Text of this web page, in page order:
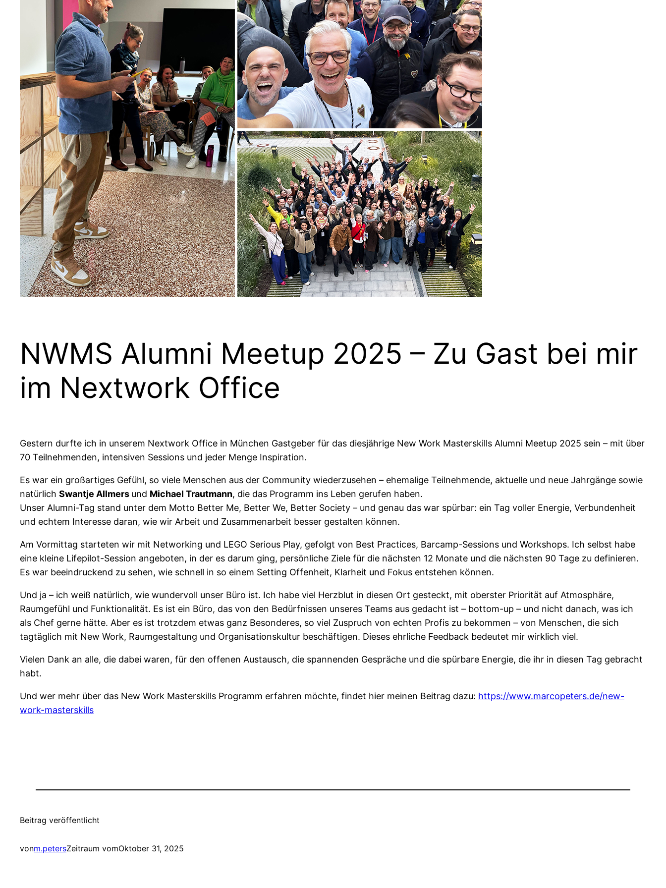
NWMS Alumni Meetup 2025 – Zu Gast bei mir
im Nextwork Office
Gestern durfte ich in unserem Nextwork Office in München Gastgeber für das diesjährige New Work Masterskills Alumni Meetup 2025 sein – mit über
70 Teilnehmenden, intensiven Sessions und jeder Menge Inspiration.
Es war ein großartiges Gefühl, so viele Menschen aus der Community wiederzusehen – ehemalige Teilnehmende, aktuelle und neue Jahrgänge sowie
natürlich Swantje Allmers und Michael Trautmann, die das Programm ins Leben gerufen haben.
Unser Alumni-Tag stand unter dem Motto Better Me, Better We, Better Society – und genau das war spürbar: ein Tag voller Energie, Verbundenheit
und echtem Interesse daran, wie wir Arbeit und Zusammenarbeit besser gestalten können.
Am Vormittag starteten wir mit Networking und LEGO Serious Play, gefolgt von Best Practices, Barcamp-Sessions und Workshops. Ich selbst habe
eine kleine Lifepilot-Session angeboten, in der es darum ging, persönliche Ziele für die nächsten 12 Monate und die nächsten 90 Tage zu definieren.
Es war beeindruckend zu sehen, wie schnell in so einem Setting Offenheit, Klarheit und Fokus entstehen können.
Und ja – ich weiß natürlich, wie wundervoll unser Büro ist. Ich habe viel Herzblut in diesen Ort gesteckt, mit oberster Priorität auf Atmosphäre,
Raumgefühl und Funktionalität. Es ist ein Büro, das von den Bedürfnissen unseres Teams aus gedacht ist – bottom-up – und nicht danach, was ich
als Chef gerne hätte. Aber es ist trotzdem etwas ganz Besonderes, so viel Zuspruch von echten Profis zu bekommen – von Menschen, die sich
tagtäglich mit New Work, Raumgestaltung und Organisationskultur beschäftigen. Dieses ehrliche Feedback bedeutet mir wirklich viel.
Vielen Dank an alle, die dabei waren, für den offenen Austausch, die spannenden Gespräche und die spürbare Energie, die ihr in diesen Tag gebracht
habt.
Und wer mehr über das New Work Masterskills Programm erfahren möchte, findet hier meinen Beitrag dazu: https://www.marcopeters.de/new-
work-masterskills
Beitrag veröffentlicht
vonm.petersZeitraum vomOktober 31, 2025